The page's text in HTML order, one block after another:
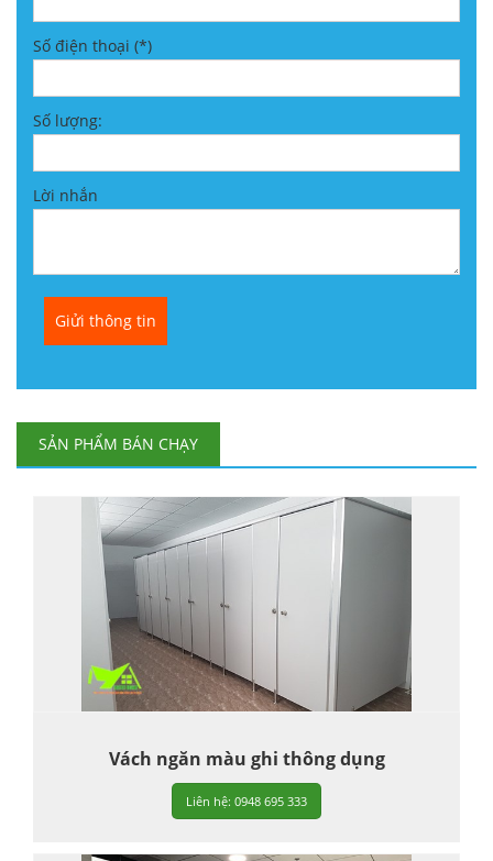
Số điện thoại (*)
Số lượng:
Lời nhắn
SẢN PHẨM BÁN CHẠY
Vách ngăn màu ghi thông dụng
Liên hệ: 0948 695 333